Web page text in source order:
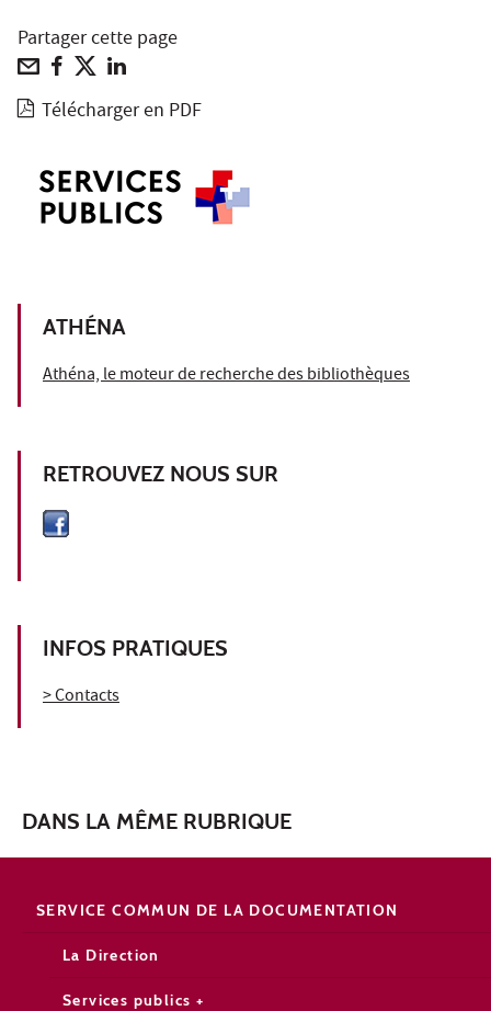
Partager cette page
Télécharger en PDF
ATHÉNA
Athéna, le moteur de recherche des bibliothèques
RETROUVEZ NOUS SUR
INFOS PRATIQUES
> Contacts
DANS LA MÊME RUBRIQUE
SERVICE COMMUN DE LA DOCUMENTATION
La Direction
Services publics +